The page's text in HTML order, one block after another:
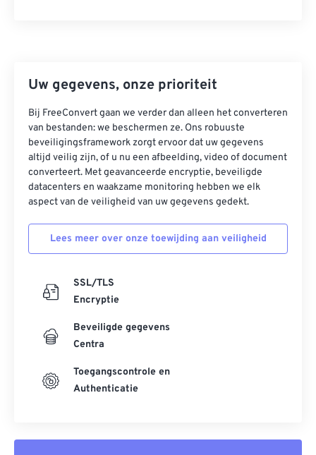
Uw gegevens, onze prioriteit
Bij FreeConvert gaan we verder dan alleen het converteren
van bestanden: we beschermen ze. Ons robuuste
beveiligingsframework zorgt ervoor dat uw gegevens
altijd veilig zijn, of u nu een afbeelding, video of document
converteert. Met geavanceerde encryptie, beveiligde
datacenters en waakzame monitoring hebben we elk
aspect van de veiligheid van uw gegevens gedekt.
Lees meer over onze toewijding aan veiligheid
SSL/TLS
Encryptie
Beveiligde gegevens
Centra
Toegangscontrole en
Authenticatie